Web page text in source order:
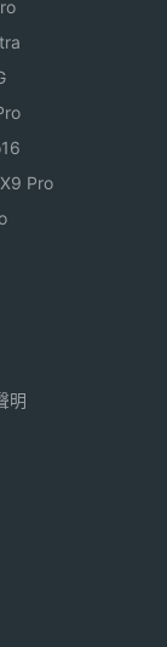
功能來收發
同步自己的郵
電腦裡的行
不用再弄個
看今日的文件
的內建容
如錄音、記事
，都是 PDA
播放器
Pro
明